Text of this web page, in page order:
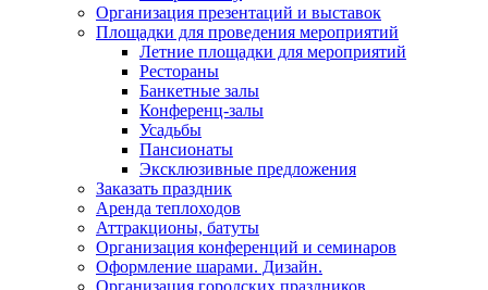
Организация презентаций и выставок
Площадки для проведения мероприятий
Летние площадки для мероприятий
Рестораны
Банкетные залы
Конференц-залы
Усадьбы
Пансионаты
Эксклюзивные предложения
Заказать праздник
Аренда теплоходов
Аттракционы, батуты
Организация конференций и семинаров
Оформление шарами. Дизайн.